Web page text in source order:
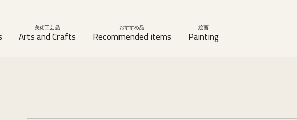
美術工芸品
Arts and Crafts
おすすめ品
Recommended items
絵画
Painting